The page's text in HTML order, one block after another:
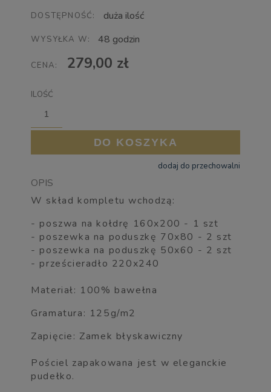
DOSTĘPNOŚĆ: duża ilość
WYSYŁKA W: 48 godzin
CENA: 279,00 zł
ILOŚĆ
DO KOSZYKA
dodaj do przechowalni
OPIS
W skład kompletu wchodzą:
- poszwa na kołdrę 160x200 - 1 szt
- poszewka na poduszkę 70x80 - 2 szt
- poszewka na poduszkę 50x60 - 2 szt
- prześcieradło 220x240
Materiał: 100% bawełna
Gramatura: 125g/m2
Zapięcie: Zamek błyskawiczny
Pościel zapakowana jest w eleganckie
pudełko.